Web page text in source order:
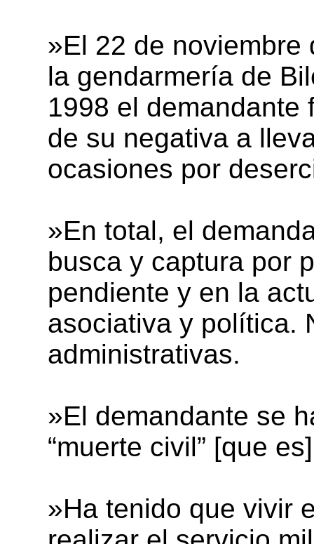
»El 22 de noviembre
la gendarmería de
1998 el demandante
de su negativa a
ocasiones por
»En total, el
busca y captura por
pendiente y en la
asociativa y política.
administrativas.
»El demandante se
“muerte civil” [que
»Ha tenido que vivir